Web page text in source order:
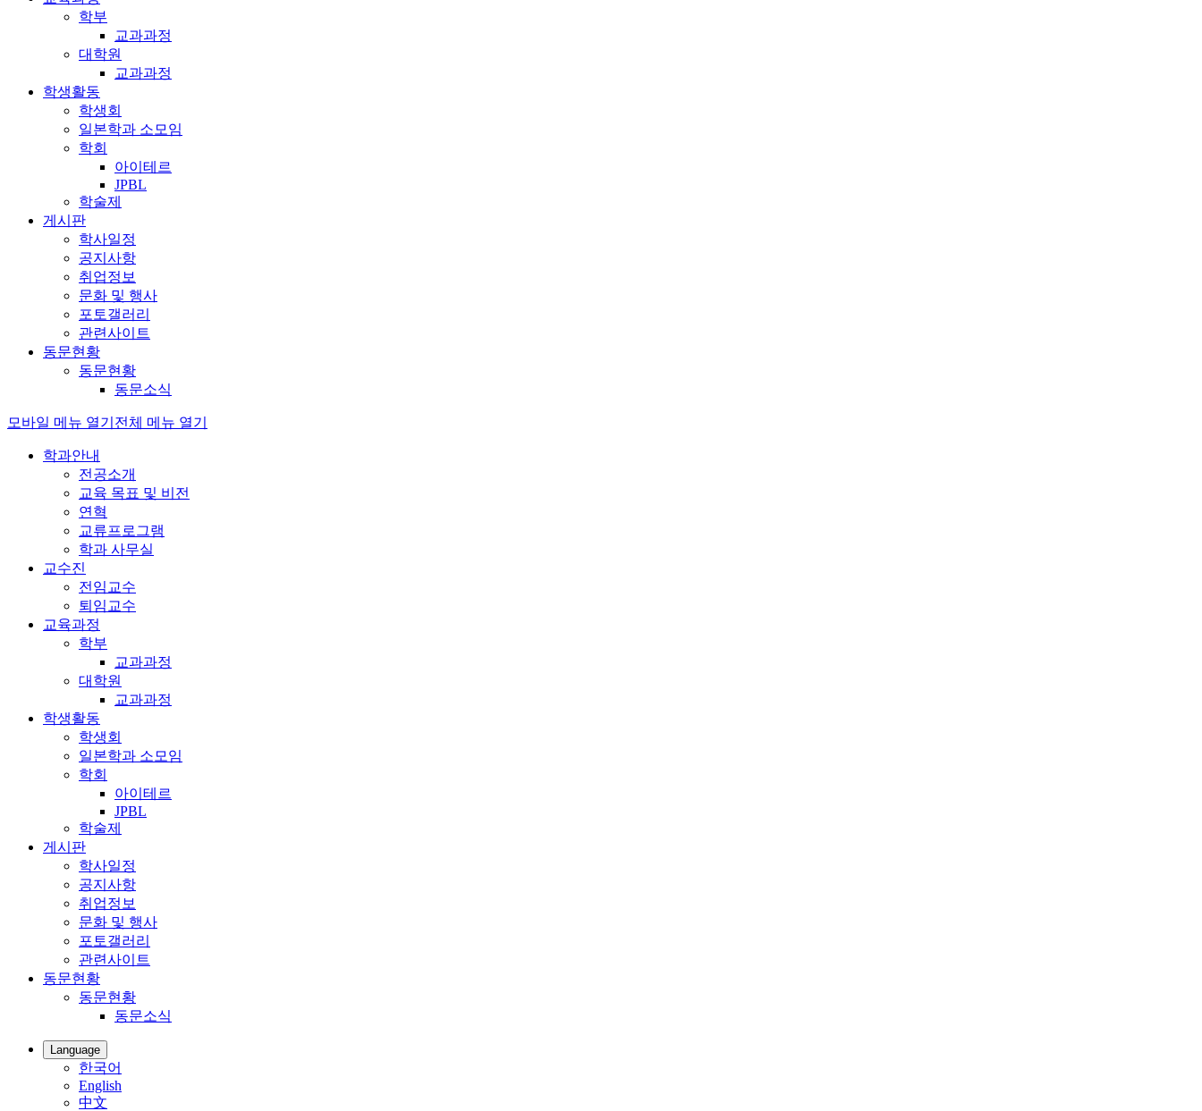
학부
교과과정
대학원
교과과정
학생활동
학생회
일본학과 소모임
학회
아이테르
JPBL
학술제
게시판
학사일정
공지사항
취업정보
문화 및 행사
포토갤러리
관련사이트
동문현황
동문현황
동문소식
모바일 메뉴 열기 전체 메뉴 열기
학과안내
전공소개
교육 목표 및 비전
연혁
교류프로그램
학과 사무실
교수진
전임교수
퇴임교수
교육과정
학부
교과과정
대학원
교과과정
학생활동
학생회
일본학과 소모임
학회
아이테르
JPBL
학술제
게시판
학사일정
공지사항
취업정보
문화 및 행사
포토갤러리
관련사이트
동문현황
동문현황
동문소식
Language
한국어
English
中文